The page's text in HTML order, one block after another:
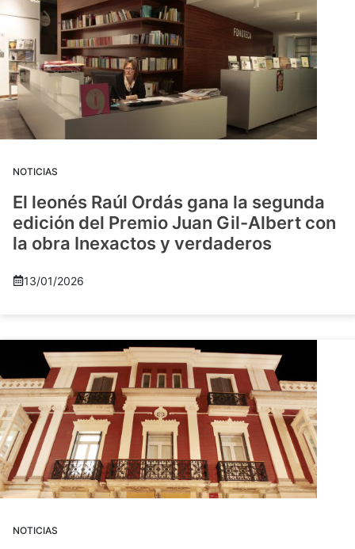
NOTICIAS
El leonés Raúl Ordás gana la segunda
edición del Premio Juan Gil-Albert con
la obra Inexactos y verdaderos
13/01/2026
NOTICIAS